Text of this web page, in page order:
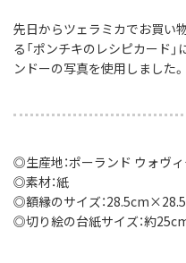
先日からツェラミカでお買い
る「ポンチキのレシピカード」
ンドーの写真を使用しました。
◎生産地：ポーランド ウォヴ
◎素材：紙
◎額縁のサイズ：
◎切り絵の台紙サイズ：約